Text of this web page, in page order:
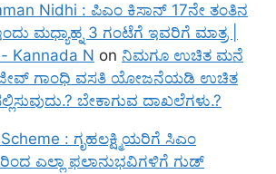
Nidhi : ಪಿಎಂ ಕಿಸಾನ್ 17ನೇ ತಂತಿನ
ಮಧ್ಯಾಹ್ನ 3 ಗಂಟೆಗೆ ಇವರಿಗೆ ಮಾತ್ರ |
Kannada N on ನಿಮಗೂ ಉಚಿತ ಮನೆ
ಗಾಂಧಿ ವಸತಿ ಯೋಜನೆಯಡಿ ಉಚಿತ
ಬೇಕಾಗುವ ದಾಖಲೆಗಳು.?
: ಗೃಹಲಕ್ಷ್ಮಿಯರಿಗೆ ಸಿಎಂ
ಎಲ್ಲಾ ಫಲಾನುಭವಿಗಳಿಗೆ ಗುಡ್